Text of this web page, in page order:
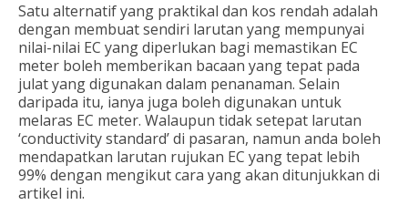
Satu alternatif yang praktikal dan kos rendah adalah
dengan membuat sendiri larutan yang mempunyai
nilai-nilai EC yang diperlukan bagi memastikan EC
meter boleh memberikan bacaan yang tepat pada
julat yang digunakan dalam penanaman. Selain
daripada itu, ianya juga boleh digunakan untuk
melaras EC meter. Walaupun tidak setepat larutan
‘conductivity standard’ di pasaran, namun anda boleh
mendapatkan larutan rujukan EC yang tepat lebih
99% dengan mengikut cara yang akan ditunjukkan di
artikel ini.